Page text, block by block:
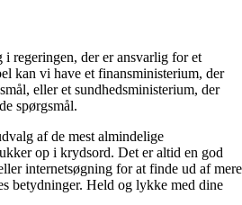
regeringen, der er ansvarlig for et
kan vi have et finansministerium, der
eller et sundhedsministerium, der
spørgsmål.
af de mest almindelige
op i krydsord. Det er altid en god
internetsøgning for at finde ud af mere
betydninger. Held og lykke med dine